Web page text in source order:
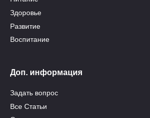
Здоровье
Развитие
Воспитание
Доп. информация
Задать вопрос
Все Статьи